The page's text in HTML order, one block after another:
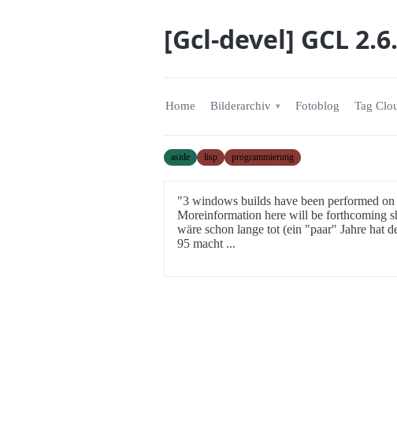
[Gcl-devel] GCL
Home Bilderarchiv Fotoblog Tag
aside lisp programmierung
"3 windows builds have been performed
Moreinformation here will be forthcoming
wäre schon lange tot (ein "paar" Jahre hat
95 macht ...